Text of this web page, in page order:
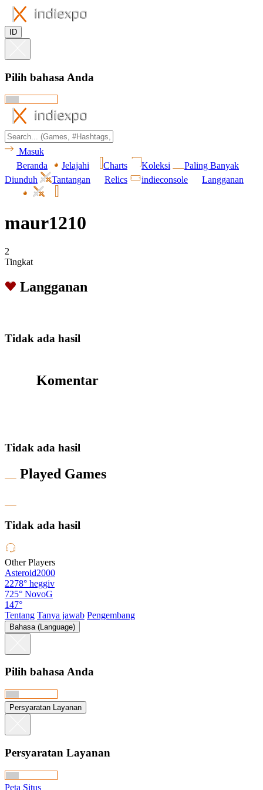
ID
Pilih bahasa Anda
Masuk
Beranda
Jelajahi Charts Koleksi
Paling Banyak
Diunduh
Tantangan Relics indieconsole Langganan
maur1210
2
Tingkat
Langganan
Tidak ada hasil
Komentar
Tidak ada hasil
Played Games
Tidak ada hasil
Other Players
Asteroid2000
2278° heggiv
725° NovoG
147°
Tentang Tanya jawab Pengembang
Bahasa (Language)
Pilih bahasa Anda
Persyaratan Layanan
Persyaratan Layanan
Peta Situs